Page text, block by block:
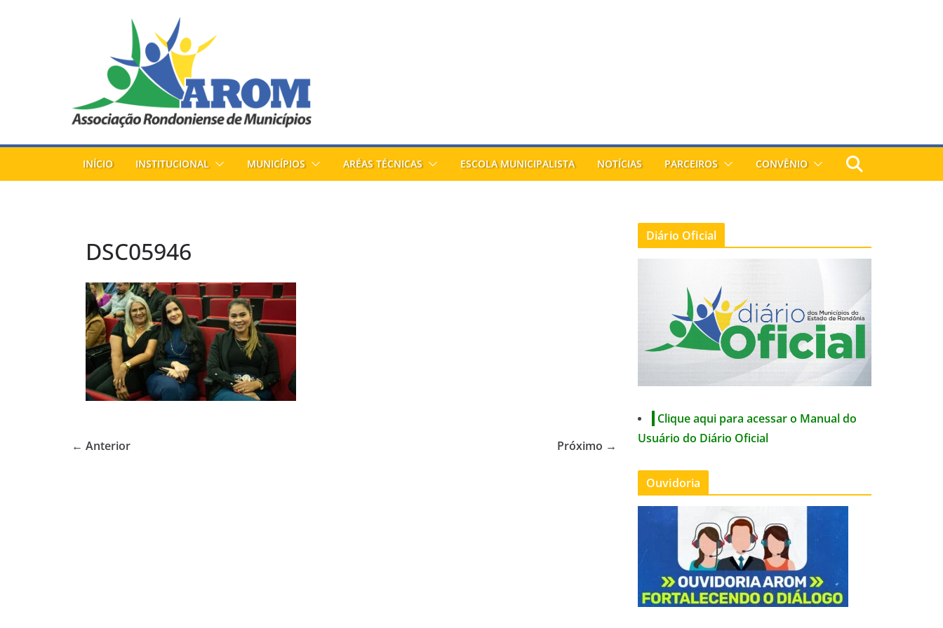
INÍCIO INSTITUCIONAL MUNICÍPIOS ARÉAS TÉCNICAS ESCOLA MUNICIPALISTA NOTÍCIAS PARCEIROS CONVÊNIO
DSC05946
← Anterior Próximo →
Diário Oficial
Clique aqui para acessar o Manual do
Usuário do Diário Oficial
Ouvidoria